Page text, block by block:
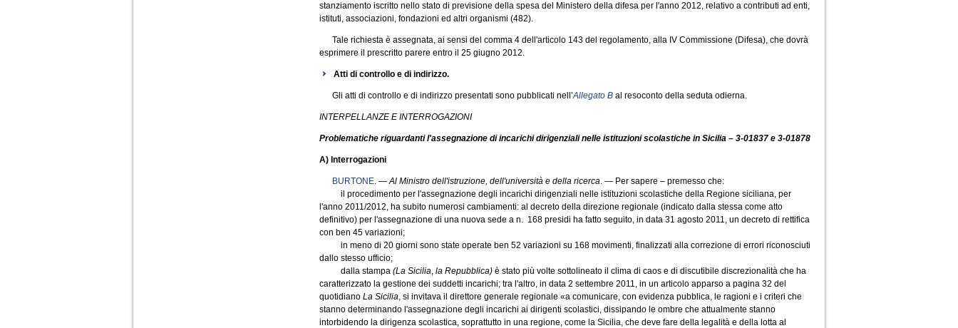
stanziamento iscritto nello stato di previsione della spesa del Ministero della difesa per l'anno 2012, relativo a contributi ad enti,
istituti, associazioni, fondazioni ed altri organismi (482).
Tale richiesta è assegnata, ai sensi del comma 4 dell'articolo 143 del regolamento, alla IV Commissione (Difesa), che dovrà
esprimere il prescritto parere entro il 25 giugno 2012.
Atti di controllo e di indirizzo.
Gli atti di controllo e di indirizzo presentati sono pubblicati nell’Allegato B al resoconto della seduta odierna.
INTERPELLANZE E INTERROGAZIONI
Problematiche riguardanti l'assegnazione di incarichi dirigenziali nelle istituzioni scolastiche in Sicilia – 3-01837 e 3-01878
A) Interrogazioni
BURTONE. —Al Ministro dell'istruzione, dell'università e della ricerca. — Per sapere – premesso che:
il procedimento per l'assegnazione degli incarichi dirigenziali nelle istituzioni scolastiche della Regione siciliana, per
l'anno 2011/2012, ha subito numerosi cambiamenti: al decreto della direzione regionale (indicato dalla stessa come atto
definitivo) per l'assegnazione di una nuova sede a n. 168 presidi ha fatto seguito, in data 31 agosto 2011, un decreto di rettifica
con ben 45 variazioni;
in meno di 20 giorni sono state operate ben 52 variazioni su 168 movimenti, finalizzati alla correzione di errori riconosciuti
dallo stesso ufficio;
dalla stampa (La Sicilia, la Repubblica) è stato più volte sottolineato il clima di caos e di discutibile discrezionalità che ha
caratterizzato la gestione dei suddetti incarichi; tra l'altro, in data 2 settembre 2011, in un articolo apparso a pagina 32 del
quotidiano La Sicilia, si invitava il direttore generale regionale «a comunicare, con evidenza pubblica, le ragioni e i criteri che
stanno determinando l'assegnazione degli incarichi ai dirigenti scolastici, dissipando le ombre che attualmente stanno
intorbidendo la dirigenza scolastica, soprattutto in una regione, come la Sicilia, che deve fare della legalità e della lotta al